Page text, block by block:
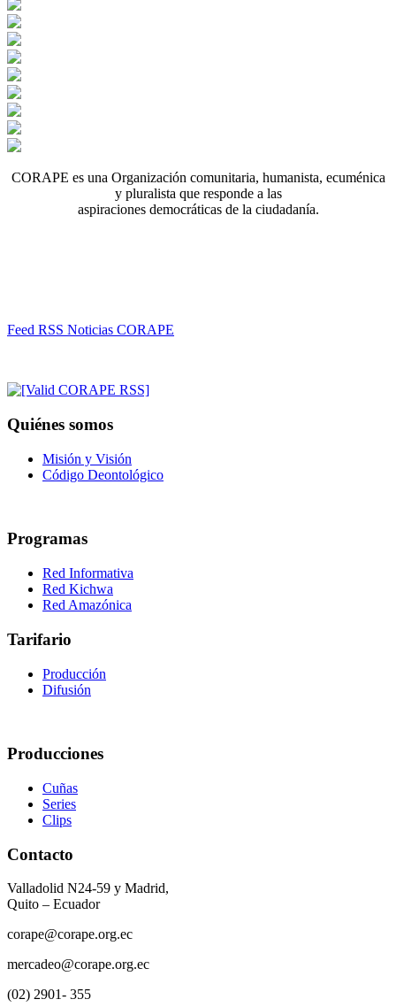
CORAPE es una Organización comunitaria, humanista, ecuménica
y pluralista que responde a las
aspiraciones democráticas de la ciudadanía.
Feed RSS Noticias CORAPE
Quiénes somos
Misión y Visión
Código Deontológico
Programas
Red Informativa
Red Kichwa
Red Amazónica
Tarifario
Producción
Difusión
Producciones
Cuñas
Series
Clips
Contacto
Valladolid N24-59 y Madrid,
Quito – Ecuador
corape@corape.org.ec
mercadeo@corape.org.ec
(02) 2901- 355